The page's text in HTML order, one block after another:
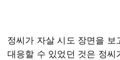
정씨가 자살 시도 장면을 보
대응할 수 있었던 것은 정씨